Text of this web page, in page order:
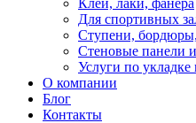
Клеи, лаки, фанера
Для спортивных
Ступени,
Стеновые панели
Услуги по укладке
О компании
Блог
Контакты